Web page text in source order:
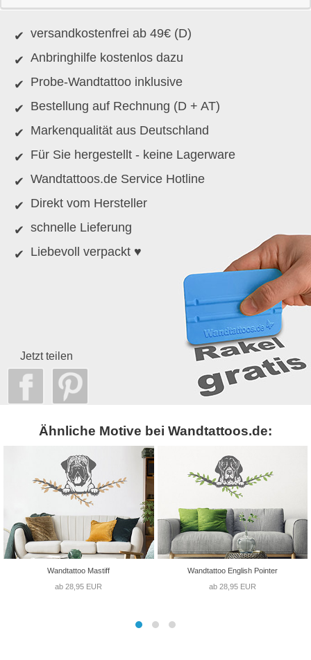
versandkostenfrei ab 49€ (D)
Anbringhilfe kostenlos dazu
Probe-Wandtattoo inklusive
Bestellung auf Rechnung (D + AT)
Markenqualität aus Deutschland
Für Sie hergestellt - keine Lagerware
Wandtattoos.de Service Hotline
Direkt vom Hersteller
schnelle Lieferung
Liebevoll verpackt ♥
Jetzt teilen
Ähnliche Motive bei Wandtattoos.de:
Wandtattoo Mastiff
ab 28,95 EUR
Wandtattoo English Pointer
ab 28,95 EUR